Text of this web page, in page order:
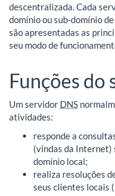
descentralizada. Cada
domínio ou sub-domínio
são apresentadas as
seu modo de
Funções do
Um servidor DNS
atividades:
responde a
(vindas da Internet)
domínio local;
realiza resoluções
seus clientes locais